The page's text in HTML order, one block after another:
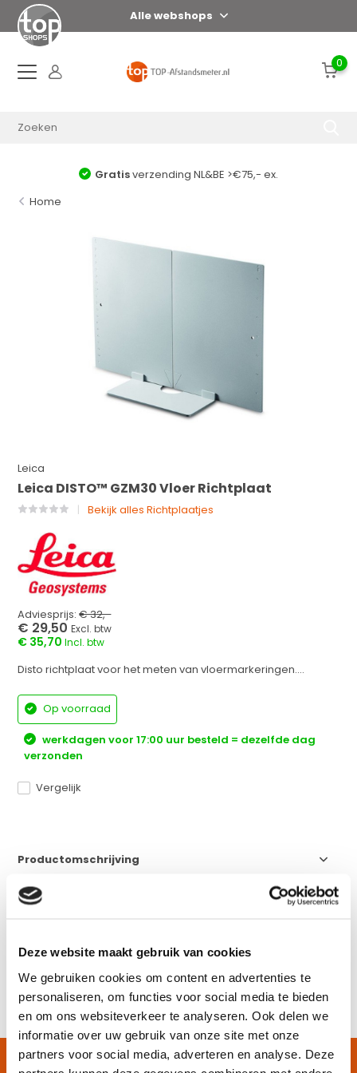
Deze website maakt gebruik van cookies
We gebruiken cookies om content en advertenties te
personaliseren, om functies voor social media te bieden
en om ons websiteverkeer te analyseren. Ook delen we
informatie over uw gebruik van onze site met onze
partners voor social media, adverteren en analyse. Deze
Alle webshops
0
Gratisverzending NL&BE >€75,- ex.
Home
Leica
Leica DISTO™ GZM30 Vloer Richtplaat
Bekijk alles Richtplaatjes
Adviesprijs:€ 32,-
€ 29,50Excl. btw
€ 35,70Incl. btw
Disto richtplaat voor het meten van vloermarkeringen....
Op voorraad
werkdagen voor 17:00 uur besteld = dezelfde dag
verzonden
Vergelijk
Productomschrijving
Specificaties
Reviews
Delen
KIJK OOK HIER EENS NAAR